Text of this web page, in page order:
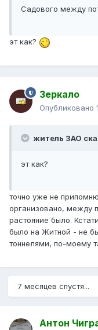
Садового между
эт как?
Зеркало
Опубликовано
житель ЗАО
эт как?
точно уже не
организовано, между
растояние было.
было на Житной - не
тоннелями, по-моему
7 месяцев спустя...
Антон